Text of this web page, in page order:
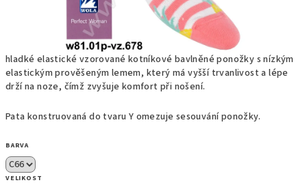
hladké elastické vzorované kotníkové bavlněné ponožky s nízkým
elastickým prověšeným lemem, který má vyšší trvanlivost a lépe
drží na noze, čímž zvyšuje komfort při nošení.
Pata konstruovaná do tvaru Y omezuje sesouvání ponožky.
BARVA
VELIKOST